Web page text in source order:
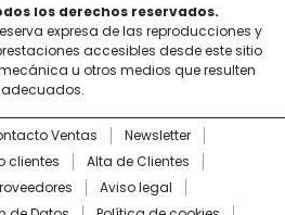
los derechos reservados.
expresa de las reproducciones y
accesibles desde este sitio
u otros medios que resulten
adecuados.
Ventas
Newsletter
clientes
Alta de Clientes
Aviso legal